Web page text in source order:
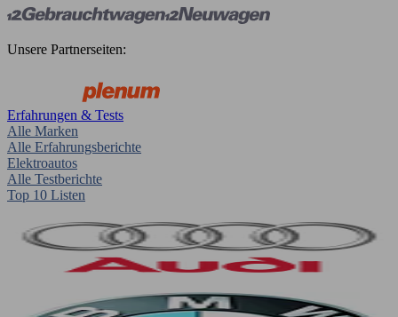
Unsere Partnerseiten:
Erfahrungen & Tests
Alle Marken
Alle Erfahrungsberichte
Elektroautos
Alle Testberichte
Top 10 Listen